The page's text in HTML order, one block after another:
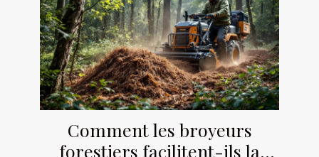
Comment les broyeurs
forestiers facilitent-ils la